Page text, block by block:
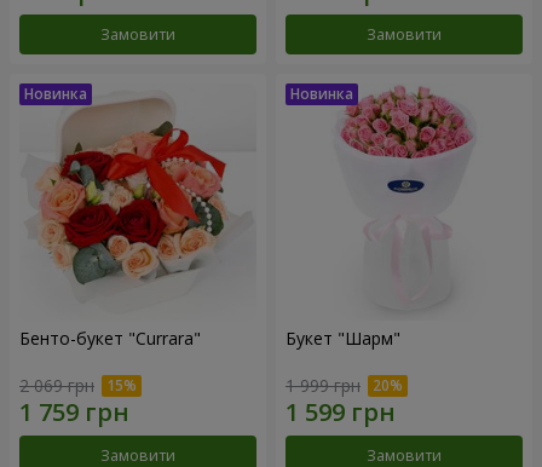
Замовити Замовити
Бенто-букет "Currara"
2 069 грн
Замовити
Букет "Шарм"
1 999 грн
Замовити